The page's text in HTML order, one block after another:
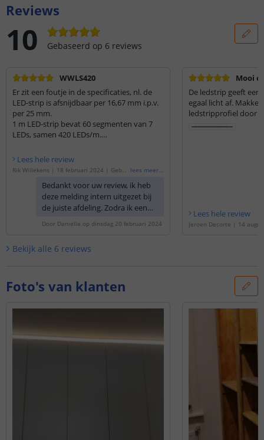
Reviews
10 Gebaseerd op 6 reviews
WWLS420
Er zit een foutje in de specificaties, nl. de
LED-strip is afsnijdbaar per 16,67 mm i.p.v.
per 25 mm.
1 m LED-strip bevat 60 segmenten van 7
LEDs, samen 420 LEDs/m.
LED-strip is dus afsnijdbaar per segment
van 16,67 mm.
Lees hele review
Rik Willekens | 18 februari 2024 | Gebas
ro - 1260 leds'
lees meer...
Bedankt voor uw review, ik heb
deze melding intern uitgezet bij
de juiste afdeling. Zodra ik een
zal ik dit meteen aan u laten
op de website.
aangepast worden op de
uw review / feedback.
Door Danielle op dinsdag 20 februari 2024
Mooi
De ledstrip geeft
egaal licht af.
ledstripprofiel door
Lees hele review
Jeroen Decorte | 14
Bekijk alle 6 reviews
Foto's van klanten